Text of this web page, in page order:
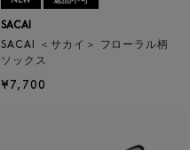
SACAI
SACAI ＜サカイ＞ フローラル柄
ソックス
¥7,700